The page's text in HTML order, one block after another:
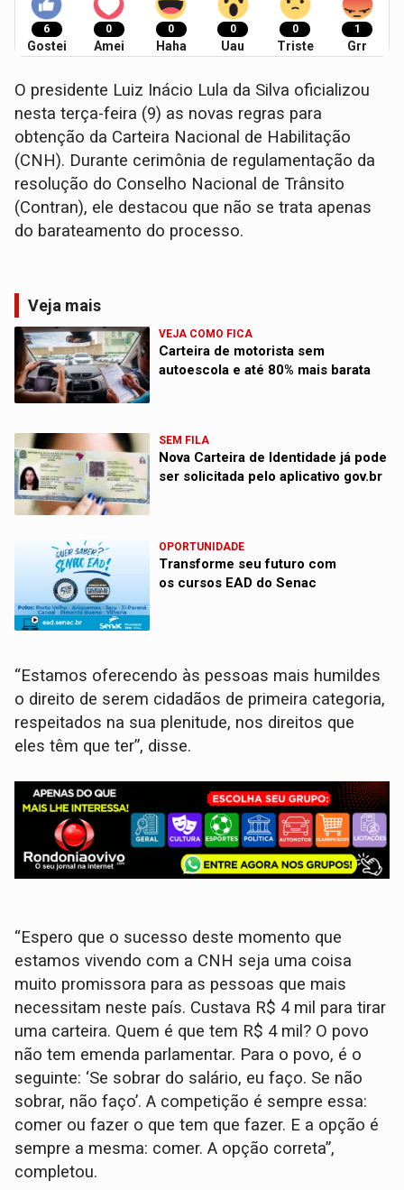
6
Gostei
0
Amei
0
Haha
0
Uau
0
Triste
1
Grr
O presidente Luiz Inácio Lula da Silva oficializou
nesta terça-feira (9) as novas regras para
obtenção da Carteira Nacional de Habilitação
(CNH). Durante cerimônia de regulamentação da
resolução do Conselho Nacional de Trânsito
(Contran), ele destacou que não se trata apenas
do barateamento do processo.
Veja mais
VEJA COMO FICA
Carteira de motorista sem
autoescola e até 80% mais barata
SEM FILA
Nova Carteira de Identidade já pode
ser solicitada pelo aplicativo gov.br
OPORTUNIDADE
Transforme seu futuro com
os cursos EAD do Senac
“Estamos oferecendo às pessoas mais humildes
o direito de serem cidadãos de primeira categoria,
respeitados na sua plenitude, nos direitos que
eles têm que ter”, disse.
“Espero que o sucesso deste momento que
estamos vivendo com a CNH seja uma coisa
muito promissora para as pessoas que mais
necessitam neste país. Custava R$ 4 mil para tirar
uma carteira. Quem é que tem R$ 4 mil? O povo
não tem emenda parlamentar. Para o povo, é o
seguinte: ‘Se sobrar do salário, eu faço. Se não
sobrar, não faço’. A competição é sempre essa:
comer ou fazer o que tem que fazer. E a opção é
sempre a mesma: comer. A opção correta”,
completou.